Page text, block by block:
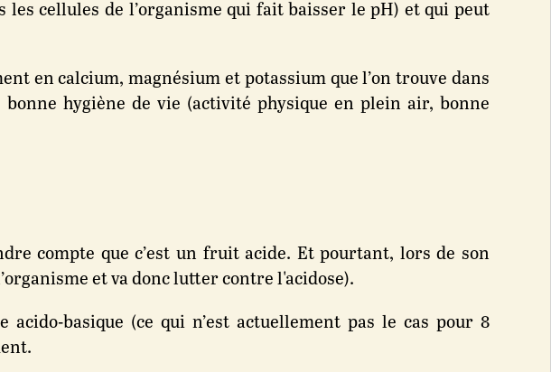
les cellules de l’organisme qui fait baisser le pH) et qui peut
en calcium, magnésium et potassium que l’on trouve dans
hygiène de vie (activité physique en plein air, bonne
compte que c’est un fruit acide. Et pourtant, lors de son
et va donc lutter contre l'acidose).
basique (ce qui n’est actuellement pas le cas pour 8